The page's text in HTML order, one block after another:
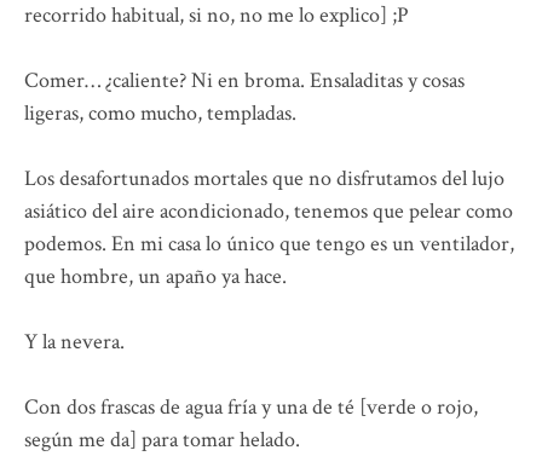
recorrido habitual, si no, no me lo explico] ;P
Comer… ¿caliente? Ni en broma. Ensaladitas y cosas
ligeras, como mucho, templadas.
Los desafortunados mortales que no disfrutamos del lujo
asiático del aire acondicionado, tenemos que pelear como
podemos. En mi casa lo único que tengo es un ventilador,
que hombre, un apaño ya hace.
Y la nevera.
Con dos frascas de agua fría y una de té [verde o rojo,
según me da] para tomar helado.